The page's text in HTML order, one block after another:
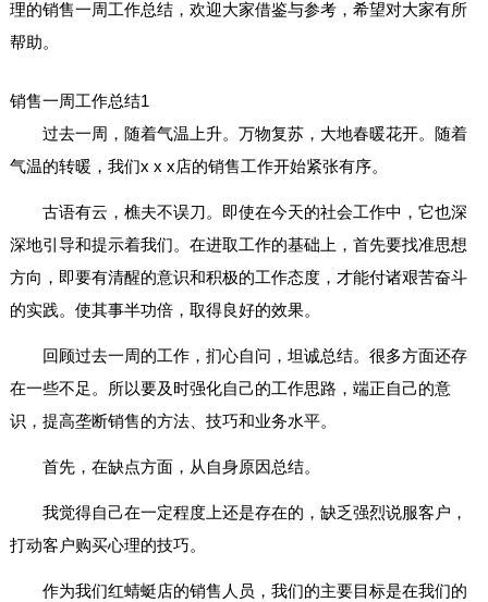
理的销售一周工作总结，欢迎大家借鉴与参考，希望对大家有所
帮助。
销售一周工作总结1
过去一周，随着气温上升。万物复苏，大地春暖花开。随着
气温的转暖，我们x x x店的销售工作开始紧张有序。
古语有云，樵夫不误刀。即使在今天的社会工作中，它也深
深地引导和提示着我们。在进取工作的基础上，首先要找准思想
方向，即要有清醒的意识和积极的工作态度，才能付诸艰苦奋斗
的实践。使其事半功倍，取得良好的效果。
回顾过去一周的工作，扪心自问，坦诚总结。很多方面还存
在一些不足。所以要及时强化自己的工作思路，端正自己的意
识，提高垄断销售的方法、技巧和业务水平。
首先，在缺点方面，从自身原因总结。
我觉得自己在一定程度上还是存在的，缺乏强烈说服客户，
打动客户购买心理的技巧。
作为我们红蜻蜓店的销售人员，我们的主要目标是在我们的